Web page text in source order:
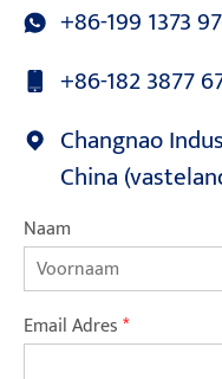
+86-199 1373
+86-182 3877
Changnao
China
Naam
Email Adres*